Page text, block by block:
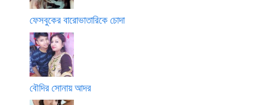
ফেসবুকের বারোভাতারিকে চোদা
বৌদির সোনায় আদর